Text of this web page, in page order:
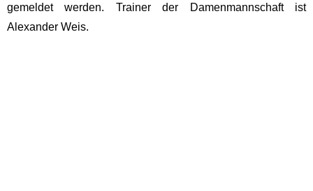
gemeldet werden. Trainer der Damenmannschaft ist
Alexander Weis.